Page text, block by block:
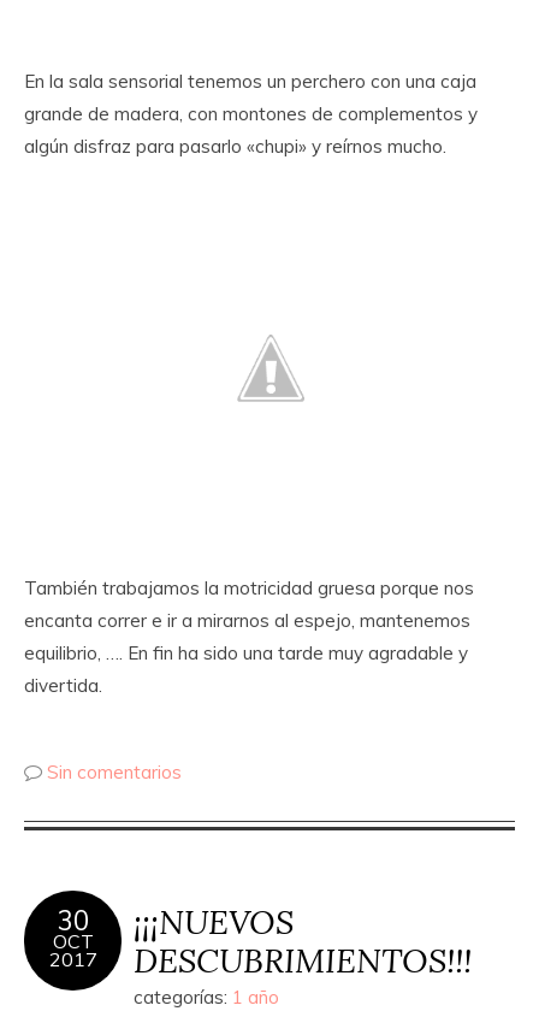
En la sala sensorial tenemos un perchero con una caja
grande de madera, con montones de complementos y
algún disfraz para pasarlo «chupi» y reírnos mucho.
También trabajamos la motricidad gruesa porque nos
encanta correr e ir a mirarnos al espejo, mantenemos
equilibrio, …. En fin ha sido una tarde muy agradable y
divertida.
Sin comentarios
30
OCT
2017
¡¡¡NUEVOS
DESCUBRIMIENTOS!!!
categorías: 1 año